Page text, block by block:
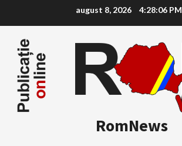
content
august 8, 2026 4:28:07 PM
RomNews